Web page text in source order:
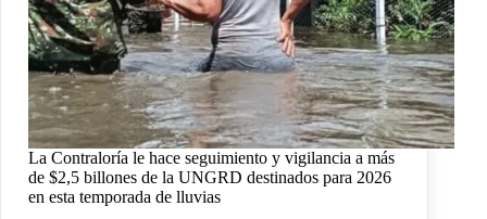
La Contraloría le hace seguimiento y vigilancia a más
de $2,5 billones de la UNGRD destinados para 2026
en esta temporada de lluvias